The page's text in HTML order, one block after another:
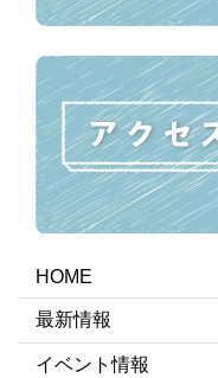
HOME
最新情報
イベント情報